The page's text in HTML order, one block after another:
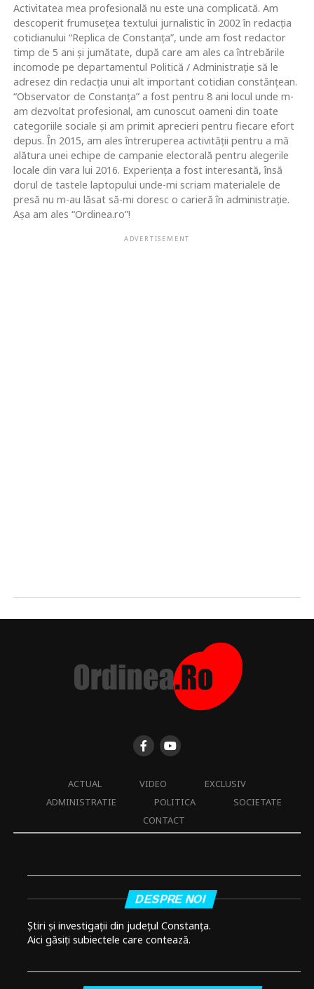
Activitatea mea profesională nu este una complicată. Am
descoperit frumusețea textului jurnalistic în 2002 în redacția
cotidianului “Replica de Constanța”, unde am fost redactor
timp de 5 ani și jumătate, după care am ales ca întrebările
incomode pe departamentul Politică / Administrație să le
adresez din redacția unui alt important cotidian constănțean.
“Observator de Constanța” a fost pentru 8 ani locul unde m-
am dezvoltat profesional, am cunoscut oameni din toate
categoriile sociale și am primit aprecieri pentru fiecare efort
depus. În 2015, am ales întreruperea activității pentru a mă
alătura unei echipe de campanie electorală pentru alegerile
locale din vara lui 2016. Experiența a fost interesantă, însă
dorul de tastele laptopului unde-mi scriam materialele de
presă nu m-au lăsat să-mi doresc o carieră în administrație.
Așa am ales “Ordinea.ro”!
ADVERTISEMENT
ACTUAL VIDEO
EXCLUSIV
ADMINISTRATIE
POLITICA
SOCIETATE
CONTACT
DESPRE NOI
Știri și investigații din județul Constanța.
Aici găsiți subiectele care contează.